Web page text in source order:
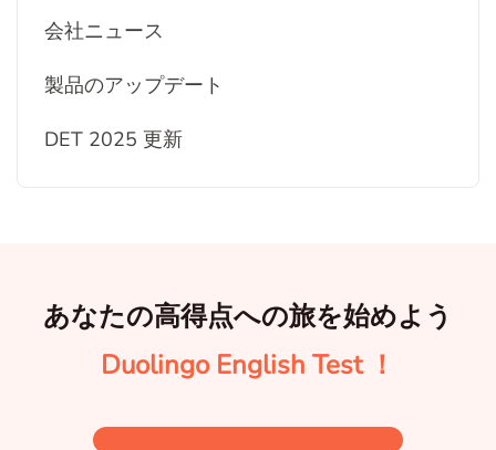
会社ニュース
製品のアップデート
DET 2025 更新
あなたの高得点への旅を始めよう
Duolingo English Test ！